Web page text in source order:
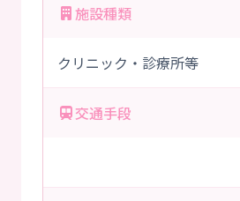
施設種類
クリニック・診療所等
交通手段